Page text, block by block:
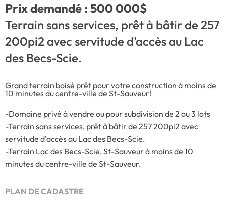
Prix demandé : 500 000$
Terrain sans services, prêt à bâtir de 257
200pi2 avec servitude d’accès au Lac
des Becs-Scie.
Grand terrain boisé prêt pour votre construction à moins de
10 minutes du centre-ville de St-Sauveur!
-Domaine privé à vendre ou pour subdivision de 2 ou 3 lots
-Terrain sans services, prêt à bâtir de 257 200pi2 avec
servitude d’accès au Lac des Becs-Scie.
-Terrain Lac des Becs-Scie, St-Sauveur à moins de 10
minutes du centre-ville de St-Sauveur.
PLAN DE CADASTRE